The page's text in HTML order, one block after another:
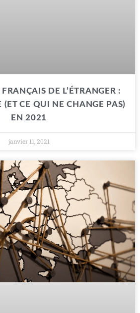
DE L’ÉTRANGER :
(ET CE QUI NE CHANGE PAS)
EN 2021
janvier 11, 2021